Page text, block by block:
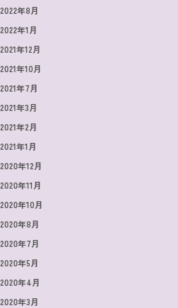
2022年8月
2022年1月
2021年12月
2021年10月
2021年7月
2021年3月
2021年2月
2021年1月
2020年12月
2020年11月
2020年10月
2020年8月
2020年7月
2020年5月
2020年4月
2020年3月